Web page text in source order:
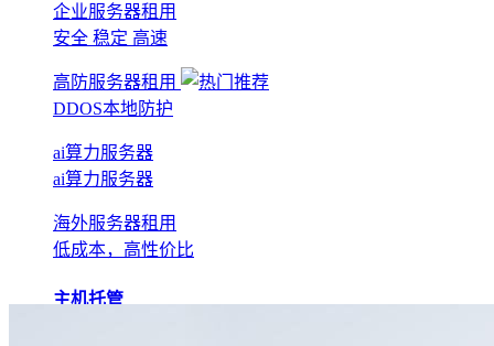
企业服务器租用
安全 稳定 高速
高防服务器租用
DDOS本地防护
ai算力服务器
ai算力服务器
海外服务器租用
低成本，高性价比
主机托管